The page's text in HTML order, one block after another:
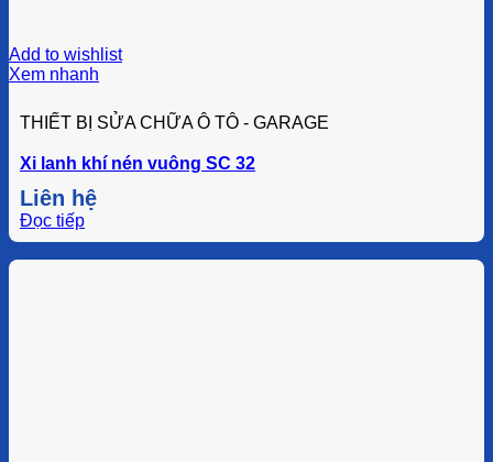
Add to wishlist
Xem nhanh
THIẾT BỊ SỬA CHỮA Ô TÔ - GARAGE
Xi lanh khí nén vuông SC 32
Liên hệ
Đọc tiếp